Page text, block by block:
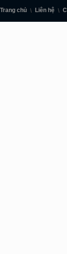
Trang chủ Liên hệ